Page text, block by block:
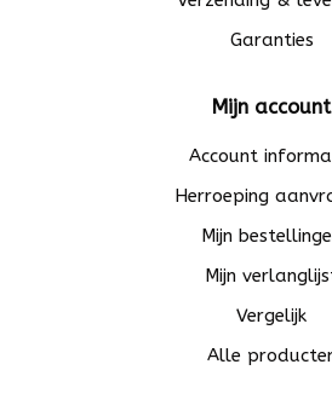
Garanties
Mijn account
Account
Herroeping
Mijn
Mijn
Vergelijk
Alle